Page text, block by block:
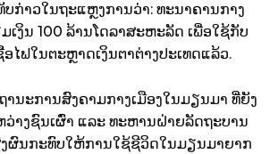
ກ່າວໃນຖະແຫຼງການວ່າ: ທະນາຄານກາງ
ເງິນ 100 ລ້ານໂດລາສະຫະລັດ ເພື່ອໃຊ້ກັບ
ໄຟໃນຕະຫຼາດເງິນຕາຕ່າງປະເທດແລ້ວ.
ານະການສົງຄາມກາງເມືອງໃນມຽນມາ ທີ່ຍັງ
າງຊົນເຜົ່າ ແລະ ທະຫານຝ່າຍລັດຖະບານ
ຜົນກະທົບໃຫ້ການໃຊ້ຊີວິດໃນມຽນມາຍາກ